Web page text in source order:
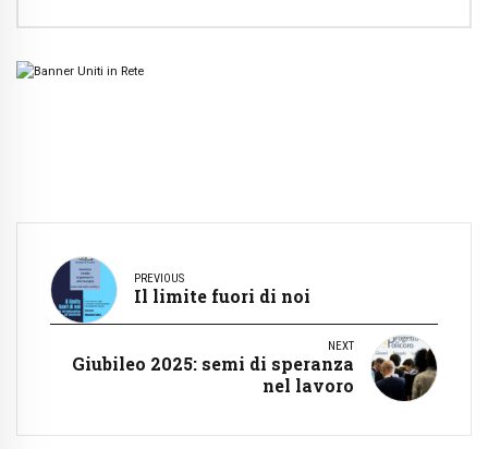
PREVIOUS
Il limite fuori di noi
NEXT
Giubileo 2025: semi di speranza
nel lavoro